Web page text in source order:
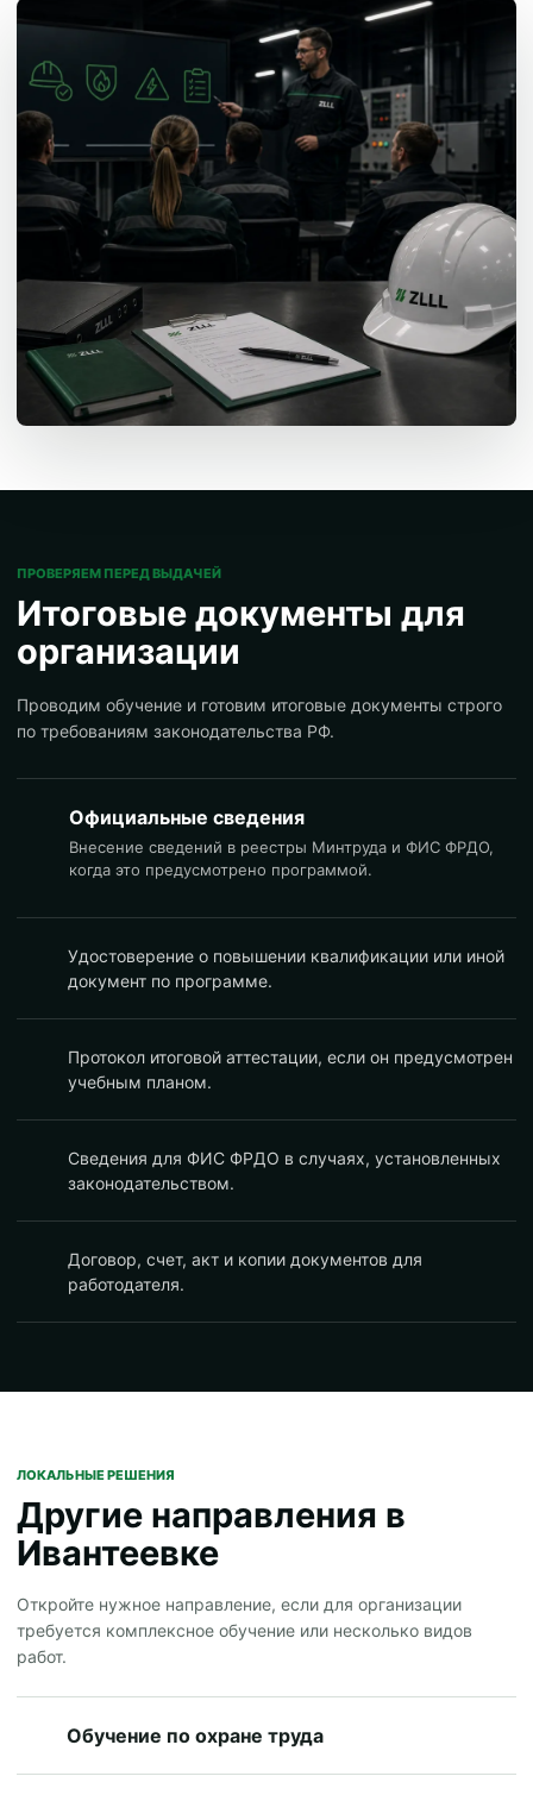
ПРОВЕРЯЕМ ПЕРЕД ВЫДАЧЕЙ
Итоговые документы для
организации
Проводим обучение и готовим итоговые документы строго
по требованиям законодательства РФ.
Официальные сведения
Внесение сведений в реестры Минтруда и ФИС ФРДО,
когда это предусмотрено программой.
Удостоверение о повышении квалификации или иной
документ по программе.
Протокол итоговой аттестации, если он предусмотрен
учебным планом.
Сведения для ФИС ФРДО в случаях, установленных
законодательством.
Договор, счет, акт и копии документов для
работодателя.
ЛОКАЛЬНЫЕ РЕШЕНИЯ
Другие направления в
Ивантеевке
Откройте нужное направление, если для организации
требуется комплексное обучение или несколько видов
работ.
Обучение по охране труда